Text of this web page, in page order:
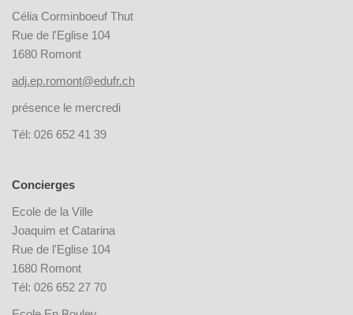
Célia Corminboeuf Thut
Rue de l'Eglise 104
1680 Romont
adj.ep.romont@edufr.ch
présence le mercredi
Tél: 026 652 41 39
Concierges
Ecole de la Ville
Joaquim et Catarina
Rue de l'Eglise 104
1680 Romont
Tél: 026 652 27 70